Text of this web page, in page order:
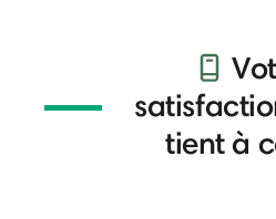
tient à